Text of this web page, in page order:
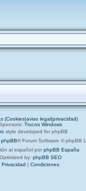
(Cookies|aviso legal|privacidad)
Trucos Windows
style developed for phpBB
phpBB® Forum Software © phpBB
al español por phpBB España
Optimized by: phpBB SEO
Privacidad | Condiciones